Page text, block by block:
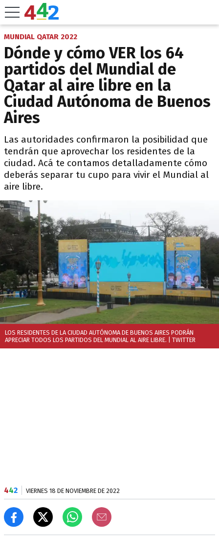
MUNDIAL QATAR 2022
Dónde y cómo VER los 64
partidos del Mundial de
Qatar al aire libre en la
Ciudad Autónoma de Buenos
Aires
Las autoridades confirmaron la posibilidad que
tendrán que aprovechar los residentes de la
ciudad. Acá te contamos detalladamente cómo
deberás separar tu cupo para vivir el Mundial al
aire libre.
LOS RESIDENTES DE LA CIUDAD AUTÓNOMA DE BUENOS AIRES PODRÁN
APRECIAR TODOS LOS PARTIDOS DEL MUNDIAL AL AIRE LIBRE. | TWITTER
442 VIERNES 18 DE NOVIEMBRE DE 2022